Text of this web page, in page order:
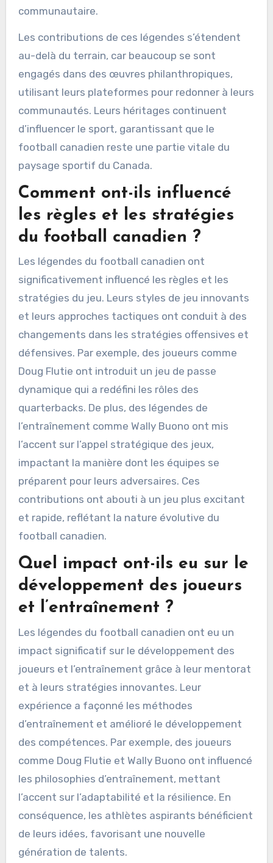
communautaire.
Les contributions de ces légendes s’étendent
au-delà du terrain, car beaucoup se sont
engagés dans des œuvres philanthropiques,
utilisant leurs plateformes pour redonner à leurs
communautés. Leurs héritages continuent
d’influencer le sport, garantissant que le
football canadien reste une partie vitale du
paysage sportif du Canada.
Comment ont-ils influencé
les règles et les stratégies
du football canadien ?
Les légendes du football canadien ont
significativement influencé les règles et les
stratégies du jeu. Leurs styles de jeu innovants
et leurs approches tactiques ont conduit à des
changements dans les stratégies offensives et
défensives. Par exemple, des joueurs comme
Doug Flutie ont introduit un jeu de passe
dynamique qui a redéfini les rôles des
quarterbacks. De plus, des légendes de
l’entraînement comme Wally Buono ont mis
l’accent sur l’appel stratégique des jeux,
impactant la manière dont les équipes se
préparent pour leurs adversaires. Ces
contributions ont abouti à un jeu plus excitant
et rapide, reflétant la nature évolutive du
football canadien.
Quel impact ont-ils eu sur le
développement des joueurs
et l’entraînement ?
Les légendes du football canadien ont eu un
impact significatif sur le développement des
joueurs et l’entraînement grâce à leur mentorat
et à leurs stratégies innovantes. Leur
expérience a façonné les méthodes
d’entraînement et amélioré le développement
des compétences. Par exemple, des joueurs
comme Doug Flutie et Wally Buono ont influencé
les philosophies d’entraînement, mettant
l’accent sur l’adaptabilité et la résilience. En
conséquence, les athlètes aspirants bénéficient
de leurs idées, favorisant une nouvelle
génération de talents.